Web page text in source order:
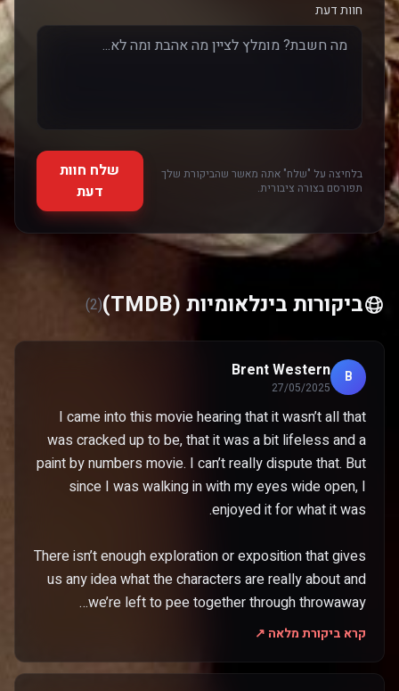
חוות דעת
בלחיצה על "שלח" אתה מאשר שהביקורת שלך
תפורסם בצורה ציבורית.
שלח חוות
דעת
ביקורות בינלאומיות (TMDB) (2)
B
Brent Western
27/05/2025
I came into this movie hearing that it wasn’t all that
was cracked up to be, that it was a bit lifeless and a
paint by numbers movie. I can’t really dispute that. But
since I was walking in with my eyes wide open, I
There isn’t enough exploration or exposition that gives
us any idea what the characters are really about and
we’re left to pee together through throwaway…
קרא ביקורת מלאה ↗